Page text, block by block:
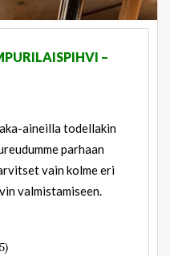
–
aineilla todellakin
parhaan
vain kolme eri
valmistamiseen.